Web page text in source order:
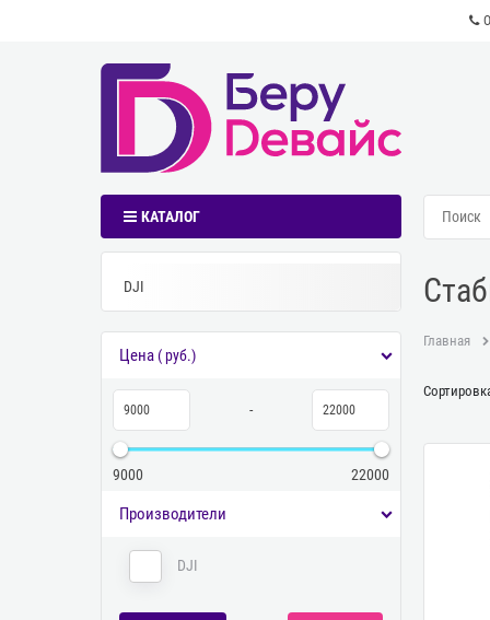
КАТАЛОГ
DJI
Цена( руб.)
-
9000 22000
Производители
DJI
Главная